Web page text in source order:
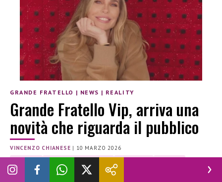
GRANDE FRATELLO | NEWS | REALITY
Grande Fratello Vip, arriva una
novità che riguarda il pubblico
VINCENZO CHIANESE | 10 MARZO 2026
NOVELLA 2000
NOVELLA2000